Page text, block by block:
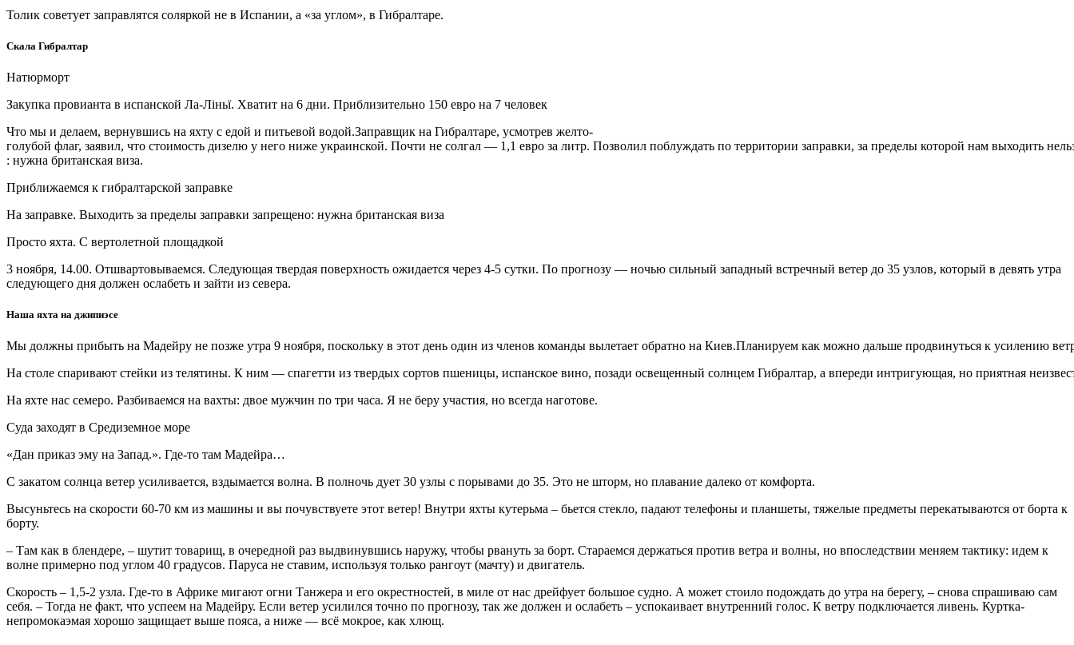
Толик советует заправлятся соляркой не в Испании, а «за углом», в Гибралтаре.
Скала Гибралтар
Натюрморт
Закупка провианта в испанской Ла-Ліньї. Хватит на 6 дни. Приблизительно 150 евро на 7 человек
Что мы и делаем, вернувшись на яхту с едой и питьевой водой.Заправщик на Гибралтаре, усмотрев желто-
голубой флаг, заявил, что стоимость дизелю у него ниже украинской. Почти не солгал — 1,1 евро за литр. Позволил поблуждать по территории заправки, за пределы которой нам выходить
: нужна британская виза.
Приближаемся к гибралтарской заправке
На заправке. Выходить за пределы заправки запрещено: нужна британская виза
Просто яхта. С вертолетной площадкой
3 ноября, 14.00. Отшвартовываемся. Следующая твердая поверхность ожидается через 4-5 сутки. По прогнозу — ночью сильный западный встречный ветер до 35 узлов, который в девять утра
следующего дня должен ослабеть и зайти из севера.
Наша яхта на джипиэсе
Мы должны прибыть на Мадейру не позже утра 9 ноября, поскольку в этот день один из членов команды вылетает обратно на Киев.Планируем как можно дальше продвинуться к усилению
На столе спаривают стейки из телятины. К ним — спагетти из твердых сортов пшеницы, испанское вино, позади освещенный солнцем Гибралтар, а впереди интригующая, но приятная
На яхте нас семеро. Разбиваемся на вахты: двое мужчин по три часа. Я не беру участия, но всегда наготове.
Суда заходят в Средиземное море
«Дан приказ эму на Запад.». Где-то там Мадейра…
С закатом солнца ветер усиливается, вздымается волна. В полночь дует 30 узлы с порывами до 35. Это не шторм, но плавание далеко от комфорта.
Высуньтесь на скорости 60-70 км из машины и вы почувствуете этот ветер! Внутри яхты кутерьма – бьется стекло, падают телефоны и планшеты, тяжелые предметы перекатываются от борта к
борту.
– Там как в блендере, – шутит товарищ, в очередной раз выдвинувшись наружу, чтобы рвануть за борт. Стараемся держаться против ветра и волны, но впоследствии меняем тактику: идем к
волне примерно под углом 40 градусов. Паруса не ставим, используя только рангоут (мачту) и двигатель.
Скорость – 1,5-2 узла. Где-то в Африке мигают огни Танжера и его окрестностей, в миле от нас дрейфует большое судно. А может стоило подождать до утра на берегу, – снова спрашиваю сам
себя. – Тогда не факт, что успеем на Мадейру. Если ветер усилился точно по прогнозу, так же должен и ослабеть – успокаивает внутренний голос. К ветру подключается ливень. Куртка-
непромокаэмая хорошо защищает выше пояса, а ниже — всё мокрое, как хлющ.